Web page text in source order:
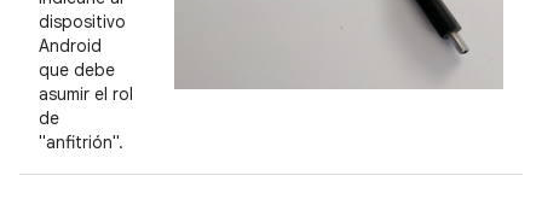
dispositivo
Android
que debe
asumir el rol
de
"anfitrión".